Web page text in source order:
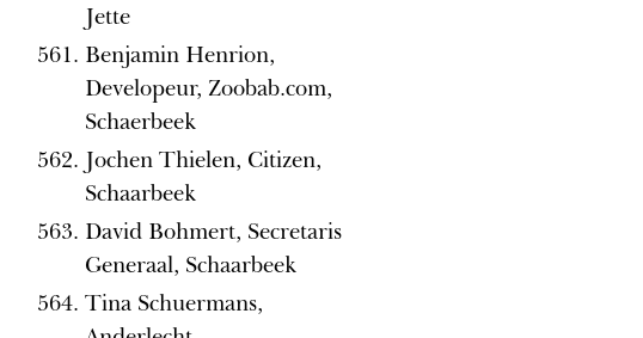
Jette
Benjamin Henrion,
Developeur, Zoobab.com,
Schaerbeek
Jochen Thielen, Citizen,
Schaarbeek
David Bohmert, Secretaris
Generaal, Schaarbeek
Tina Schuermans,